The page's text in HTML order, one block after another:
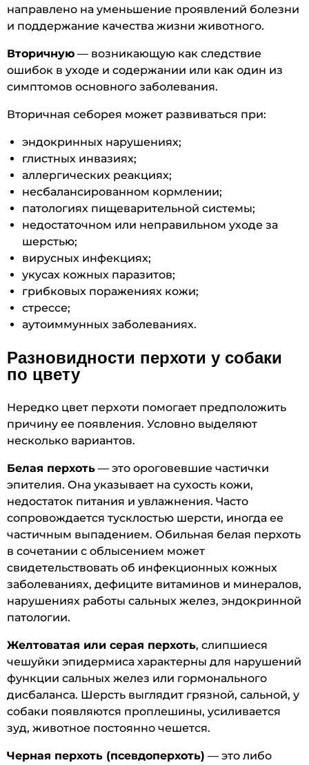
направлено на уменьшение проявлений болезни
и поддержание качества жизни животного.
Вторичную — возникающую как следствие
ошибок в уходе и содержании или как один из
симптомов основного заболевания.
Вторичная себорея может развиваться при:
эндокринных нарушениях;
глистных инвазиях;
аллергических реакциях;
несбалансированном кормлении;
патологиях пищеварительной системы;
недостаточном или неправильном уходе за
шерстью;
вирусных инфекциях;
укусах кожных паразитов;
грибковых поражениях кожи;
стрессе;
аутоиммунных заболеваниях.
Разновидности перхоти у собаки
по цвету
Нередко цвет перхоти помогает предположить
причину ее появления. Условно выделяют
несколько вариантов.
Белая перхоть — это ороговевшие частички
эпителия. Она указывает на сухость кожи,
недостаток питания и увлажнения. Часто
сопровождается тусклостью шерсти, иногда ее
частичным выпадением. Обильная белая перхоть
в сочетании с облысением может
свидетельствовать об инфекционных кожных
заболеваниях, дефиците витаминов и минералов,
нарушениях работы сальных желез, эндокринной
патологии.
Желтоватая или серая перхоть, слипшиеся
чешуйки эпидермиса характерны для нарушений
функции сальных желез или гормонального
дисбаланса. Шерсть выглядит грязной, сальной, у
собаки появляются проплешины, усиливается
зуд, животное постоянно чешется.
Черная перхоть (псевдоперхоть) — это либо